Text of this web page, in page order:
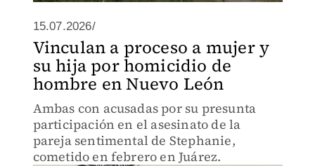
15.07.2026/
Vinculan a proceso a mujer y
su hija por homicidio de
hombre en Nuevo León
Ambas con acusadas por su presunta
participación en el asesinato de la
pareja sentimental de Stephanie,
cometido en febrero en Juárez.